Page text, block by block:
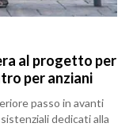
al progetto per
per anziani
passo in avanti
dedicati alla